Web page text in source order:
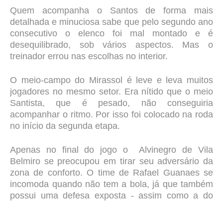
Quem acompanha o Santos de forma mais
detalhada e minuciosa sabe que pelo segundo ano
consecutivo o elenco foi mal montado e é
desequilibrado, sob vários aspectos. Mas o
treinador errou nas escolhas no interior.
O meio-campo do Mirassol é leve e leva muitos
jogadores no mesmo setor. Era nítido que o meio
Santista, que é pesado, não conseguiria
acompanhar o ritmo. Por isso foi colocado na roda
no início da segunda etapa.
Apenas no final do jogo o Alvinegro de Vila
Belmiro se preocupou em tirar seu adversário da
zona de conforto. O time de Rafael Guanaes se
incomoda quando não tem a bola, já que também
possui uma defesa exposta - assim como a do